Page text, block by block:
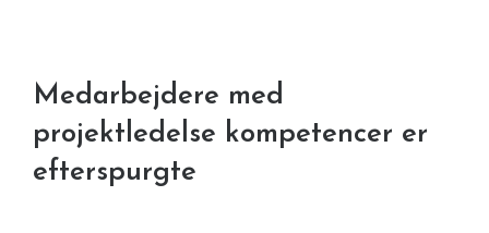
Medarbejdere med
projektledelse kompetencer er
efterspurgte